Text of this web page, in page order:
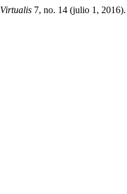
Virtualis 7, no. 14 (julio 1,